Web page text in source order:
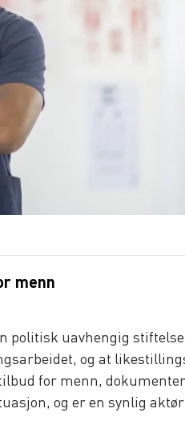
menn
politisk uavhengig
og at
for menn,
og er en synlig